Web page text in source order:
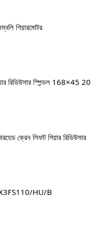
গিয়ারমোটর
রিডিউসার স্পিন্ডল 168×45 20
ক্রেন লিফট গিয়ার রিডিউসার
X3FS110/HU/B